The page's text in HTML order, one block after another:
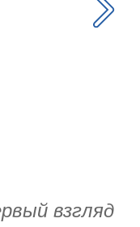
взгляд